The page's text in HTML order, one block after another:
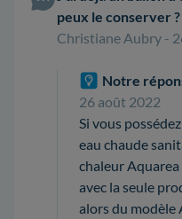
peux le conserver ?
Christiane Aubry -
Notre
26 août 2022
Si vous
eau chaude
chaleur
avec la seule
alors du modèle